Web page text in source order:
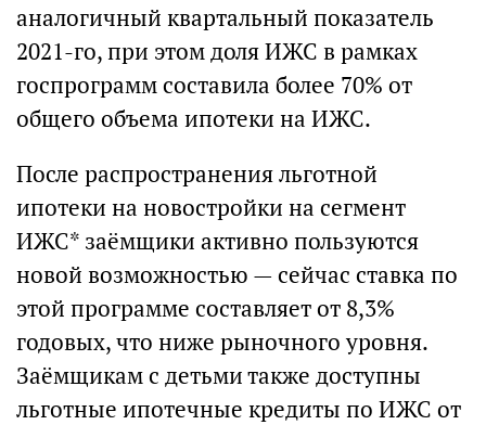
аналогичный квартальный показатель
2021-го, при этом доля ИЖС в рамках
госпрограмм составила более 70% от
общего объема ипотеки на ИЖС.
После распространения льготной
ипотеки на новостройки на сегмент
ИЖС* заёмщики активно пользуются
новой возможностью — сейчас ставка по
этой программе составляет от 8,3%
годовых, что ниже рыночного уровня.
Заёмщикам с детьми также доступны
льготные ипотечные кредиты по ИЖС от